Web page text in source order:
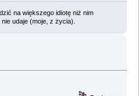
na większego idiotę niż nim
udaje (moje, z życia).